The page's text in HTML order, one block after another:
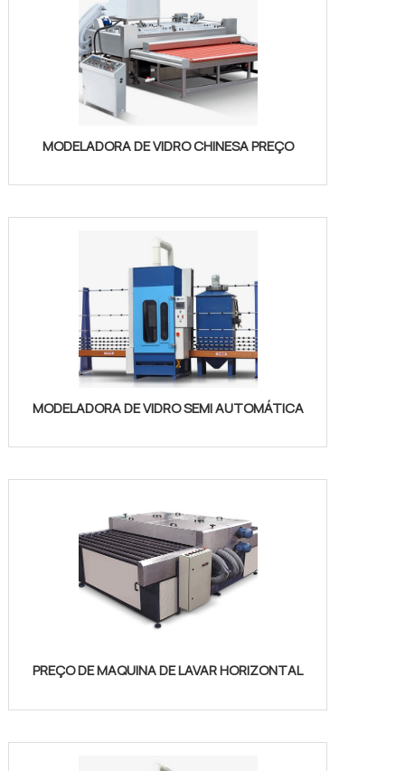
MODELADORA DE VIDRO CHINESA PREÇO
MODELADORA DE VIDRO SEMI AUTOMÁTICA
PREÇO DE MAQUINA DE LAVAR HORIZONTAL